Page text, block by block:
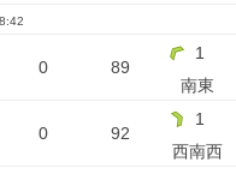
0 89
1
南東
0 92
1
西南西